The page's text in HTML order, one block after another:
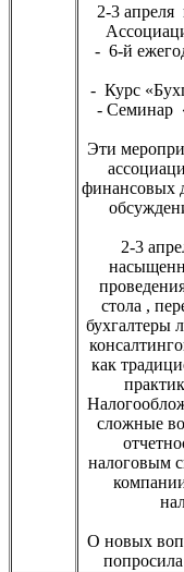
2-3
- 6-й
- Курс
- Семинар
Эти
финансовых
2-3
стола ,
бухгалтеры
как
сложные
налоговым
О новых
попросила